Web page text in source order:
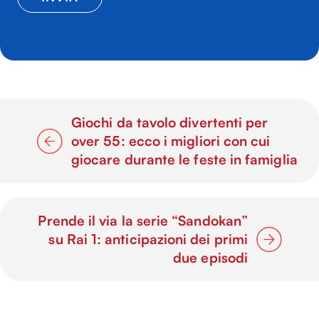
Giochi da tavolo divertenti per
over 55: ecco i migliori con cui
giocare durante le feste in famiglia
Prende il via la serie “Sandokan”
su Rai 1: anticipazioni dei primi
due episodi